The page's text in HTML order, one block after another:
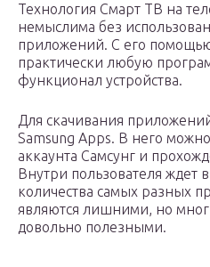
Технология Смарт ТВ на
немыслима без
приложений. С его
практически любую
функционал устройства.
Для скачивания
Samsung Apps. В него
аккаунта Самсунг и
Внутри пользователя ждет
количества самых разных
являются лишними, но
довольно полезными.